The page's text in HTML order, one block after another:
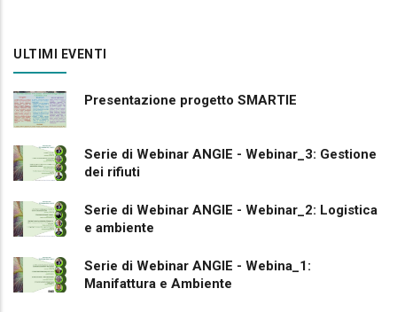
ULTIMI EVENTI
Presentazione progetto SMARTIE
Serie di Webinar ANGIE - Webinar_3: Gestione
dei rifiuti
Serie di Webinar ANGIE - Webinar_2: Logistica
e ambiente
Serie di Webinar ANGIE - Webina_1:
Manifattura e Ambiente